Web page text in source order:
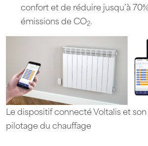
confort et de réduire jusqu’à
émissions de CO2.
Le dispositif connecté Voltalis et
pilotage du chauffage